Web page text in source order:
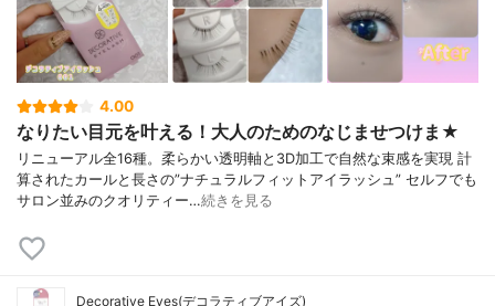
4.00
なりたい目元を叶える！大人のためのなじませつけま★
リニューアル全16種。柔らかい透明軸と3D加工で自然な束感を実現 計
算されたカールと長さの”ナチュラルフィットアイラッシュ” セルフでも
サロン並みのクオリティー…続きを見る
Decorative Eyes(デコラティブアイズ)